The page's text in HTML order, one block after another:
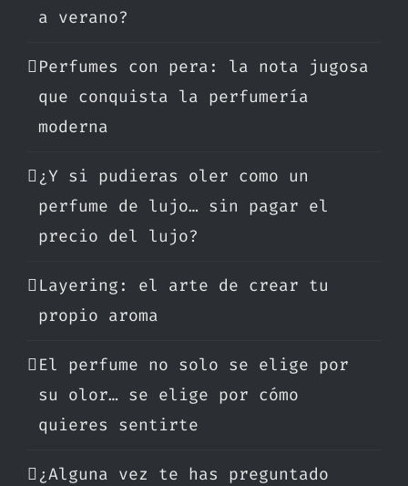
a verano?
Perfumes con pera: la nota jugosa
que conquista la perfumería
moderna
¿Y si pudieras oler como un
perfume de lujo… sin pagar el
precio del lujo?
Layering: el arte de crear tu
propio aroma
El perfume no solo se elige por
su olor… se elige por cómo
quieres sentirte
¿Alguna vez te has preguntado